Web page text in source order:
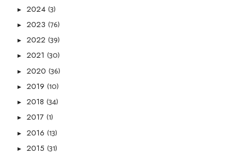
► 2024 (3)
► 2023 (76)
► 2022 (39)
► 2021 (30)
► 2020 (36)
► 2019 (10)
► 2018 (34)
► 2017 (1)
► 2016 (13)
► 2015 (31)